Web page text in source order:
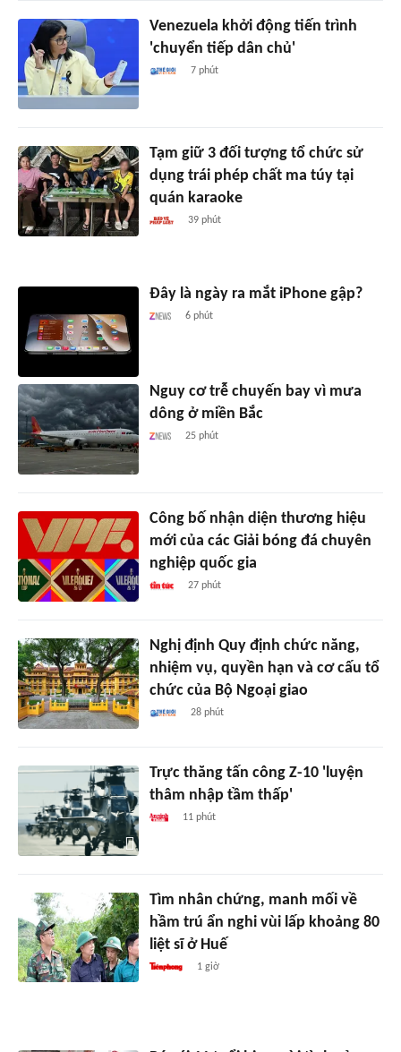
Venezuela khởi động tiến trình
'chuyển tiếp dân chủ'
7 phút
Tạm giữ 3 đối tượng tổ chức sử
dụng trái phép chất ma túy tại
quán karaoke
39 phút
Đây là ngày ra mắt iPhone gập?
6 phút
Nguy cơ trễ chuyến bay vì mưa
dông ở miền Bắc
25 phút
Công bố nhận diện thương hiệu
mới của các Giải bóng đá chuyên
nghiệp quốc gia
27 phút
Nghị định Quy định chức năng,
nhiệm vụ, quyền hạn và cơ cấu tổ
chức của Bộ Ngoại giao
28 phút
Trực thăng tấn công Z-10 'luyện
thâm nhập tầm thấp'
11 phút
Tìm nhân chứng, manh mối về
hầm trú ẩn nghi vùi lấp khoảng 80
liệt sĩ ở Huế
1 giờ